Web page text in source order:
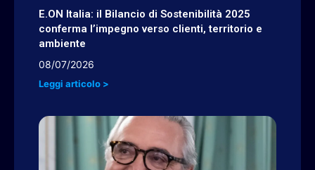
E.ON Italia: il Bilancio di Sostenibilità 2025
conferma l’impegno verso clienti, territorio e
ambiente
08/07/2026
Leggi articolo >